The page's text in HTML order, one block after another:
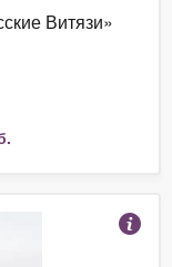
Витязи»